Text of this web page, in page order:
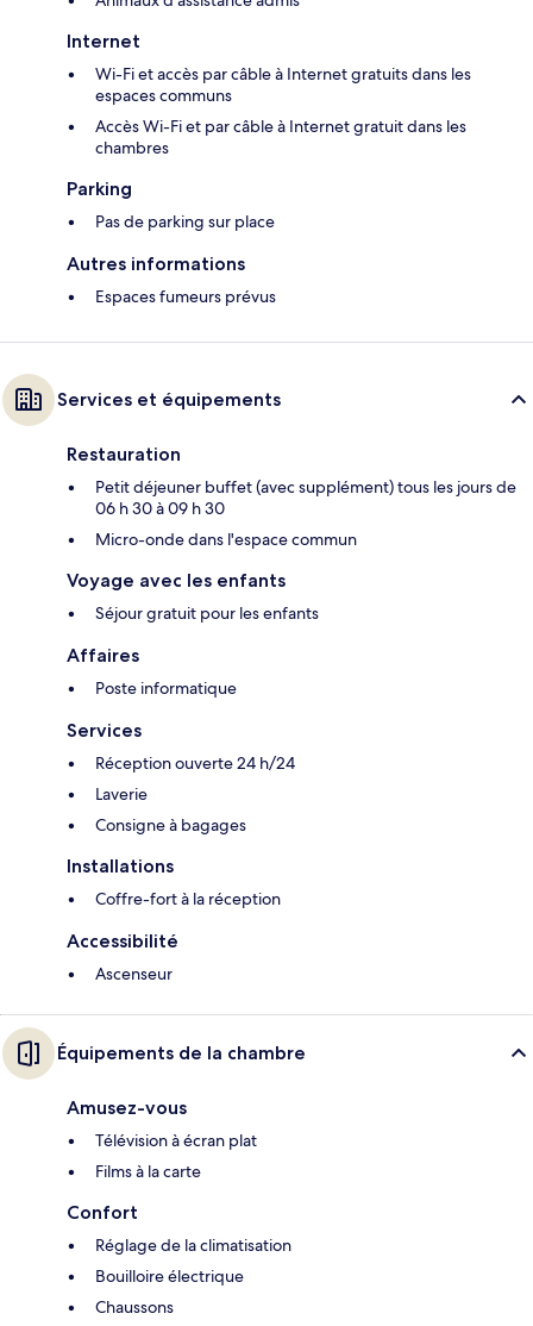
Internet
Wi-Fi et accès par câble à Internet gratuits dans les
espaces communs
Accès Wi-Fi et par câble à Internet gratuit dans les
chambres
Parking
Pas de parking sur place
Autres informations
Espaces fumeurs prévus
Services et équipements
Restauration
Petit déjeuner buffet (avec supplément) tous les jours de
06 h 30 à 09 h 30
Micro-onde dans l'espace commun
Voyage avec les enfants
Séjour gratuit pour les enfants
Affaires
Poste informatique
Services
Réception ouverte 24 h/24
Laverie
Consigne à bagages
Installations
Coffre-fort à la réception
Accessibilité
Ascenseur
Équipements de la chambre
Amusez-vous
Télévision à écran plat
Films à la carte
Confort
Réglage de la climatisation
Bouilloire électrique
Chaussons